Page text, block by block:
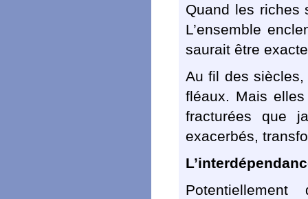
Quand les riches
L’ensemble
saurait être
Au fil des
fléaux. Mais
fracturées que
exacerbés,